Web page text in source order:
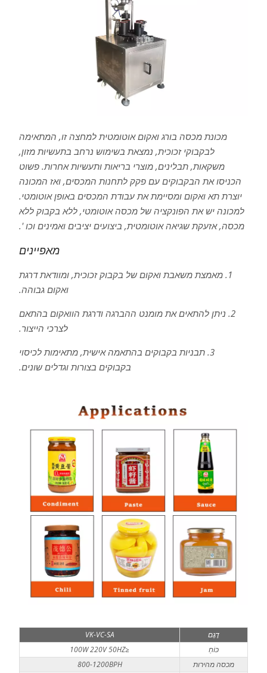
מכונת מכסה בורג ואקום אוטומטית למחצה זו, המתאימה
לבקבוקי זכוכית, נמצאת בשימוש נרחב בתעשיות מזון,
משקאות, תבלינים, מוצרי בריאות ותעשיות אחרות. פשוט
הכניסו את הבקבוקים עם פקק לתחנות המכסים, ואז המכונה
יוצרת תא ואקום ומסיימת את עבודת המכסים באופן אוטומטי.
למכונה יש את הפונקציה של מכסה אוטומטי, ללא בקבוק ללא
מכסה, אזעקת שגיאה אוטומטית, ביצועים יציבים ואמינים וכו '.
מאפיינים
1. מאמצת משאבת ואקום של בקבוק זכוכית, ומוודאת דרגת
ואקום גבוהה.
2. ניתן להתאים את מומנט ההברגה ודרגת הוואקום בהתאם
לצרכי הייצור.
3. תבניות בקבוקים בהתאמה אישית, מתאימות לכיסוי
בקבוקים בצורות וגדלים שונים.
דֶגֶם
VK-VC-SA
כּוֹחַ
≤100W 220V 50HZ
מכסה מהירות
800-1200BPH